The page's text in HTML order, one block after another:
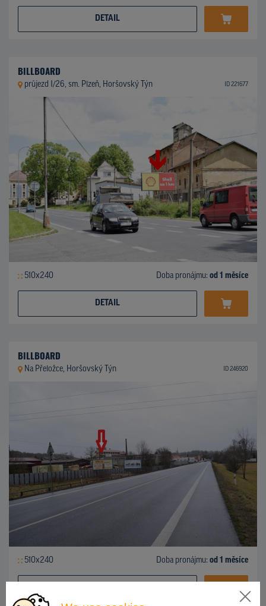
DETAIL
BILLBOARD
průjezd I/26, sm. Plzeň, Horšovský Týn ID 221677
510x240 Doba pronájmu: od 1 měsíce
DETAIL
BILLBOARD
Na Přeložce, Horšovský Týn ID 246920
510x240 Doba pronájmu: od 1 měsíce